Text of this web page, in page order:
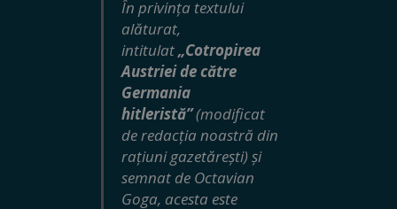
În privința textului
alăturat,
intitulat„Cotropirea
Austriei de către
Germania
hitleristă”(modificat
de redacția noastră din
rațiuni gazetărești) și
semnat de Octavian
Goga, acesta este